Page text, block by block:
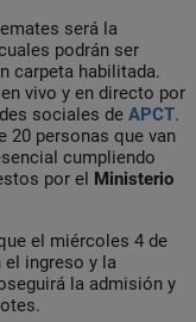
será la
podrán ser
carpeta habilitada.
vivo y en directo por
sociales de APCT.
20 personas que van
cumpliendo
por el Ministerio
el miércoles 4 de
el ingreso y la
la admisión y